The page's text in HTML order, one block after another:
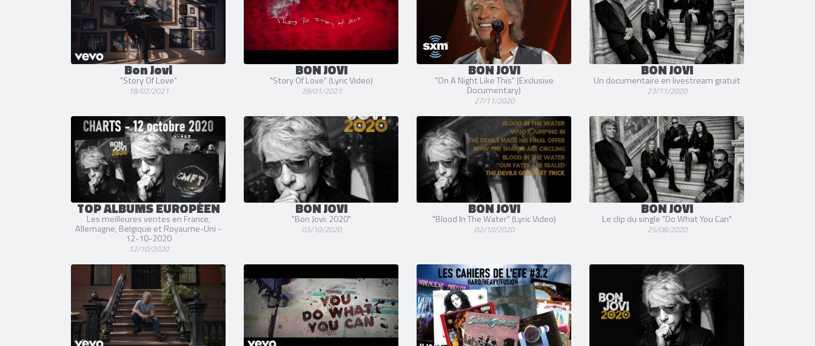
Bon Jovi
"Story Of Love"
18/02/2021
BON JOVI
"Story Of Love" (Lyric Video)
29/01/2021
BON JOVI
"On A Night Like This" (Exclusive
Documentary)
27/11/2020
BON JOVI
Un documentaire en livestream gratuit
23/11/2020
TOP ALBUMS EUROPÉEN
Les meilleures ventes en France,
Allemagne, Belgique et Royaume-Uni -
12-10-2020
12/10/2020
BON JOVI
"Bon Jovi: 2020"
03/10/2020
BON JOVI
"Blood In The Water" (Lyric Video)
02/10/2020
BON JOVI
Le clip du single "Do What You Can"
25/08/2020